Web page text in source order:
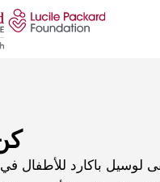
باكارد للأطفال في